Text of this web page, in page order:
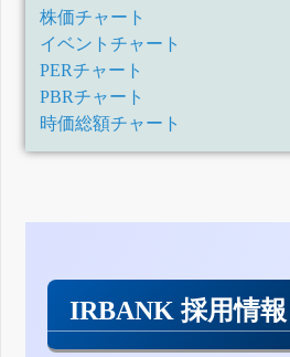
株価チャート
イベントチャート
PERチャート
PBRチャート
時価総額チャート
IRBANK 採用情報